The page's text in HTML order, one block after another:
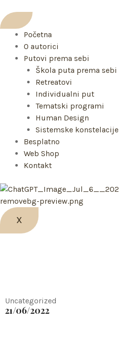
to
content
Početna
O autorici
Putovi prema sebi
Škola puta prema sebi
Retreatovi
Individualni put
Tematski programi
Human Design
Sistemske konstelacije
Besplatno
Web Shop
Kontakt
X
Uncategorized
21/06/2022